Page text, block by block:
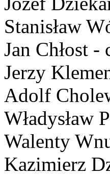
Stanisław
Jan Chłost -
Jerzy
Adolf
Władysław
Walenty
Kazimierz